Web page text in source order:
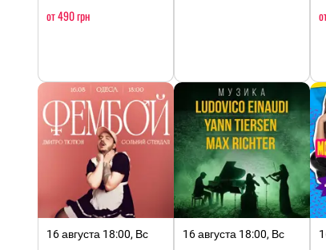
от 490 грн
16 августа 18:00, Вс 16 августа 18:00, Вс